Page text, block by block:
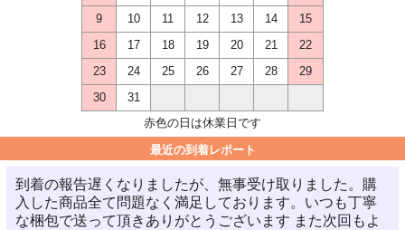
9
10 11 12 13 14
15
16
17 18 19 20 21
22
23
24 25 26 27 28
29
30
31
赤色の日は休業日です
最近の到着レポート
到着の報告遅くなりましたが、無事受け取りました。購
入した商品全て問題なく満足しております。いつも丁寧
な梱包で送って頂きありがとうございます また次回もよ